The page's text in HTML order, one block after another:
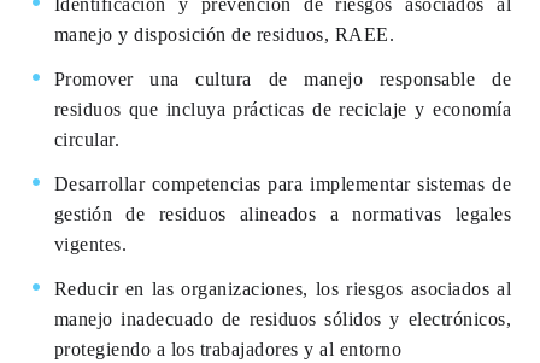
Identificación y prevención de riesgos asociados al
manejo y disposición de residuos, RAEE.
Promover una cultura de manejo responsable de
residuos que incluya prácticas de reciclaje y economía
circular.
Desarrollar competencias para implementar sistemas de
gestión de residuos alineados a normativas legales
vigentes.
Reducir en las organizaciones, los riesgos asociados al
manejo inadecuado de residuos sólidos y electrónicos,
protegiendo a los trabajadores y al entorno